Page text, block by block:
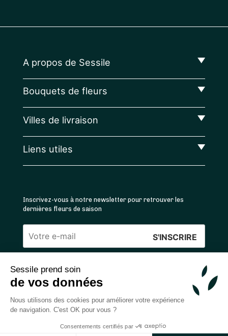
Sessile prend soin
de vos données
Nous utilisons des cookies pour améliorer votre expérience
de navigation. C'est OK pour vous ?
Consentements certifiés par
Ajouter au panier
A propos de Sessile
Bouquets de fleurs
Villes de livraison
Liens utiles
Inscrivez-vous à notre newsletter pour retrouver les
dernières fleurs de saison
Veuillez
ce
champ
4.4 /5 ⭐ | 120 000+ bouquets livrés |
Achats 100% sécurisés
2026 — © Sessile SAS